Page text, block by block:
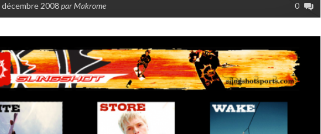
décembre 2008par Makrome 0